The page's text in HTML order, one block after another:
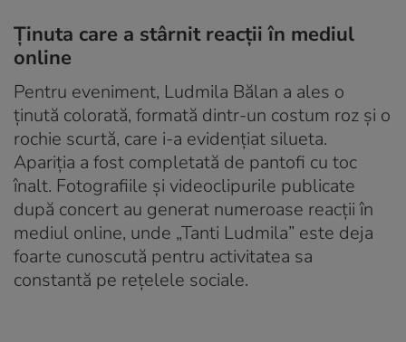
Ținuta care a stârnit reacții în mediul
online
Pentru eveniment, Ludmila Bălan a ales o
ținută colorată, formată dintr-un costum roz și o
rochie scurtă, care i-a evidențiat silueta.
Apariția a fost completată de pantofi cu toc
înalt. Fotografiile și videoclipurile publicate
după concert au generat numeroase reacții în
mediul online, unde „Tanti Ludmila” este deja
foarte cunoscută pentru activitatea sa
constantă pe rețelele sociale.